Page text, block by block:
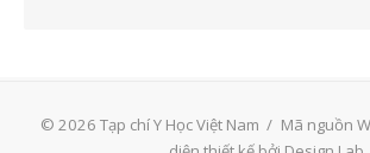
© 2026 Tạp chí Y Học Việt Nam / Mã nguồn